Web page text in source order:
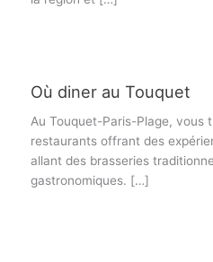
Où diner au Touquet
Au Touquet-Paris-Plage, vous
restaurants offrant des
allant des brasseries
gastronomiques. […]